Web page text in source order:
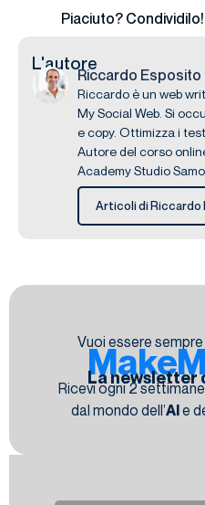
Piaciuto? Condividilo!
L'autore
Riccardo Esposito
Riccardo è un web
My Social Web. Si
e copy. Ottimizza i
Autore del corso
Academy Studio Samo.
Articoli di Riccardo
Vuoi essere
La newsletter
Ricevi ogni 2
dal mondo dell’AIe